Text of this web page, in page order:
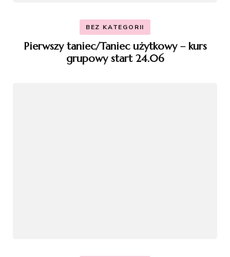
BEZ KATEGORII
Pierwszy taniec/Taniec użytkowy – kurs
grupowy start 24.06